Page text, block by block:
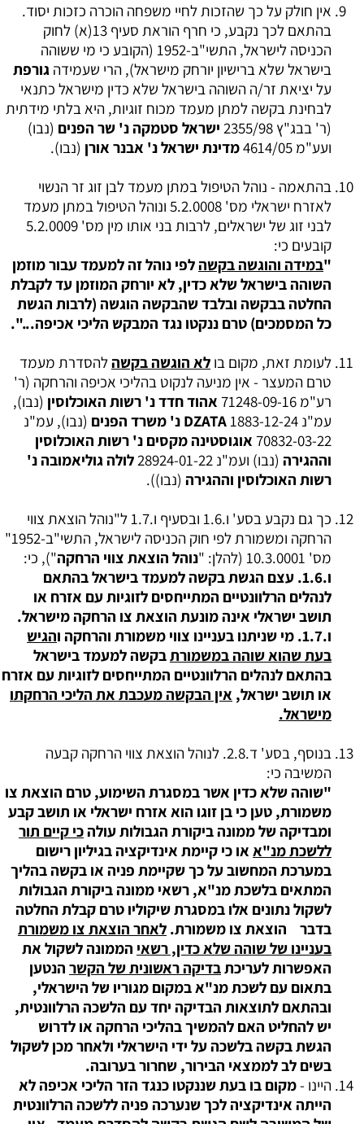
אין חולק על כך שהזכות לחיי משפחה הוכרה כזכות יסוד.
בהתאם לכך נקבע, כי חרף הוראת סעיף 13(א) לחוק
הכניסה לישראל, התשי"ב-1952 (הקובע כי מי ששוהה
בישראל שלא ברישיון יורחק מישראל), הרי שעמידה גורפת
על יציאת זר/ה השוהה בישראל שלא כדין מישראל כתנאי
לבחינת בקשה למתן מעמד מכוח זוגיות, היא בלתי מידתית
(ר' בבג"ץ 2355/98
ישראל סטמקה נ' שר הפנים (נבו)
ועע"מ 4614/05
מדינת ישראל נ' אבנר אורן (נבו).
בהתאמה - נוהל הטיפול במתן מעמד לבן זוג זר הנשוי
לאזרח ישראלי מס' 5.2.0008 ונוהל הטיפול במתן מעמד
לבני זוג של ישראלים, לרבות בני אותו מין מס' 5.2.0009
קובעים כי:
"במידה והוגשה בקשהלפי נוהל זה למעמד עבור מוזמן
השוהה בישראל שלא כדין, לא יורחק המוזמן עד לקבלת
החלטה בבקשה ובלבד שהבקשה הוגשה (לרבות הגשת
כל המסמכים) טרם ננקטו נגד המבקש הליכי אכיפה...".
לעומת זאת, מקום בו לא הוגשה בקשהלהסדרת מעמד
טרם המעצר - אין מניעה לנקוט בהליכי אכיפה והרחקה (ר'
רע"מ 71248-09-16
אהוד חדד נ' רשות האוכלוסין (נבו),
עמ"נ 1883-12-24
DZATA נ' משרד הפנים
(נבו), עמ"נ
70832-03-22 אוגוסטינה מקסים נ' רשות האוכלוסין
וההגירה (נבו) ועמ"נ 28924-01-22
לולה גוליאמובה נ'
רשות האוכלוסין וההגירה (נבו)).
כך גם נקבע בסע' ו.1.6 ובסעיף ו.1.7 ל"נוהל הוצאת צווי
הרחקה ומשמורת לפי חוק הכניסה לישראל, התשי"ב-1952"
מס' 10.3.0001 (להלן: "
נוהל הוצאת צווי הרחקה"), כי:
ו.1.6. עצם הגשת בקשה למעמד בישראל בהתאם
לנהלים הרלוונטיים המתייחסים לזוגיות עם אזרח או
תושב ישראלי אינה מונעת הוצאת צו הרחקה מישראל.
ו.1.7. מי שניתנו בעניינו צווי משמורת והרחקה ו
הגיש
בעת שהוא שוהה במשמורתבקשה למעמד בישראל
בהתאם לנהלים הרלוונטיים המתייחסים לזוגיות עם אזרח
או תושב ישראל, אין הבקשה מעכבת את הליכי הרחקתו
מישראל.
בנוסף, בסע' ד.2.8. לנוהל הוצאת צווי הרחקה קבעה
המשיבה כי:
"שוהה שלא כדין אשר במסגרת השימוע, טרם הוצאת צו
משמורת, טען כי בן זוגו הוא אזרח ישראלי או תושב קבע
ומבדיקה של ממונה ביקורת הגבולות עולהכי קיים תור
ללשכת מנ"א או כי קיימת אינדיקציה בגיליון רישום
במערכת המחשוב על כך שקיימת פניה או בקשה בהליך
המתאים בלשכת מנ"א, רשאי ממונה ביקורת הגבולות
לשקול נתונים אלו במסגרת שיקוליו טרם קבלת החלטה
בדבר הוצאת צו משמורת. לאחר הוצאת צו משמורת
בעניינו של שוהה שלא כדין, רשאי הממונה לשקול את
האפשרות לעריכתבדיקה ראשונית של הקשר הנטען
בתאום עם לשכת מנ"א במקום מגוריו של הישראלי,
ובהתאם לתוצאות הבדיקה יחד עם הלשכה הרלוונטית,
יש להחליט האם להמשיך בהליכי הרחקה או לדרוש
הגשת בקשה בלשכה על ידי הישראלי ולאחר מכן לשקול
בשים לב לממצאי הבירור, שחרור בערובה.
היינו -מקום בו בעת שננקטו כנגד הזר הליכי אכיפה לא
הייתה אינדיקציה לכך שנערכה פניה ללשכה הרלוונטית